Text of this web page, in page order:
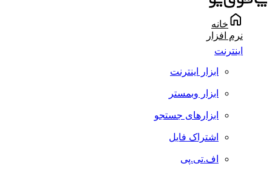
خانه
نرم افزار
اینترنت
ابزار اینترنت
ابزار وبمستر
ابزارهای جستجو
اشتراک فایل
اف.تی.پی